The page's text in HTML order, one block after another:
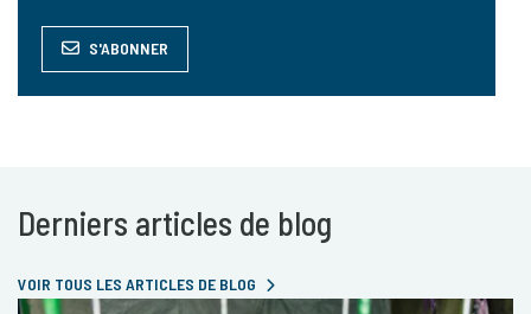
S'ABONNER
Derniers articles de blog
VOIR TOUS LES ARTICLES DE BLOG